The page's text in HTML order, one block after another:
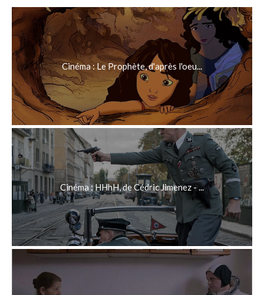
Cinéma : Le Prophète, d'après l'oeu...
Cinéma : HHhH, de Cédric Jimenez - ...